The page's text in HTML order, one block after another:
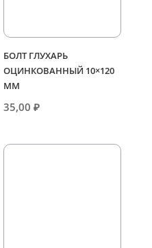
БОЛТ ГЛУХАРЬ
ОЦИНКОВАННЫЙ 10×120
ММ
35,00₽